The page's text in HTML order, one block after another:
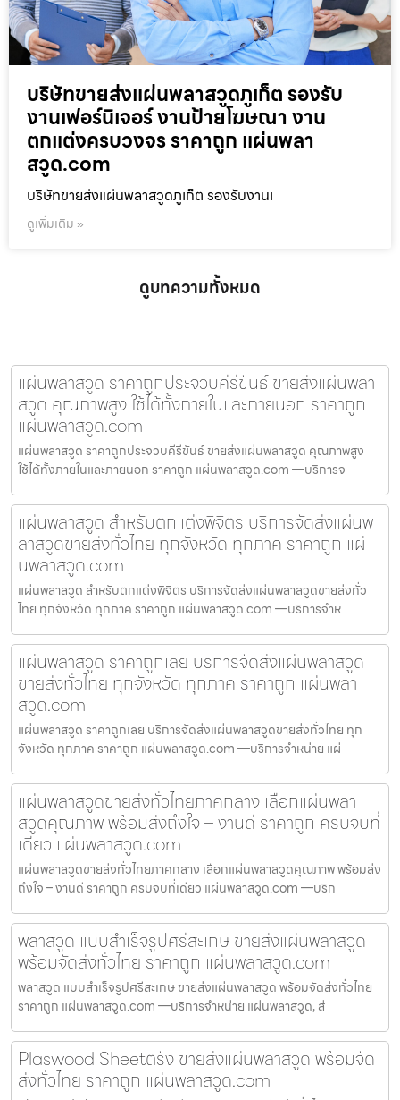
บริษัทขายส่งแผ่นพลาสวูดภูเก็ต รองรับ
งานเฟอร์นิเจอร์ งานป้ายโฆษณา งาน
ตกแต่งครบวงจร ราคาถูก แผ่นพลา
สวูด.com
บริษัทขายส่งแผ่นพลาสวูดภูเก็ต รองรับงานเ
ดูเพิ่มเติม »
ดูบทความทั้งหมด
แผ่นพลาสวูด ราคาถูกประจวบคีรีขันธ์ ขายส่งแผ่นพลา
สวูด คุณภาพสูง ใช้ได้ทั้งภายในและภายนอก ราคาถูก
แผ่นพลาสวูด.com
แผ่นพลาสวูด ราคาถูกประจวบคีรีขันธ์ ขายส่งแผ่นพลาสวูด คุณภาพสูง
ใช้ได้ทั้งภายในและภายนอก ราคาถูก แผ่นพลาสวูด.com —บริการจ
แผ่นพลาสวูด สำหรับตกแต่งพิจิตร บริการจัดส่งแผ่นพ
ลาสวูดขายส่งทั่วไทย ทุกจังหวัด ทุกภาค ราคาถูก แผ่
นพลาสวูด.com
แผ่นพลาสวูด สำหรับตกแต่งพิจิตร บริการจัดส่งแผ่นพลาสวูดขายส่งทั่ว
ไทย ทุกจังหวัด ทุกภาค ราคาถูก แผ่นพลาสวูด.com —บริการจำห
แผ่นพลาสวูด ราคาถูกเลย บริการจัดส่งแผ่นพลาสวูด
ขายส่งทั่วไทย ทุกจังหวัด ทุกภาค ราคาถูก แผ่นพลา
สวูด.com
แผ่นพลาสวูด ราคาถูกเลย บริการจัดส่งแผ่นพลาสวูดขายส่งทั่วไทย ทุก
จังหวัด ทุกภาค ราคาถูก แผ่นพลาสวูด.com —บริการจำหน่าย แผ่
แผ่นพลาสวูดขายส่งทั่วไทยภาคกลาง เลือกแผ่นพลา
สวูดคุณภาพ พร้อมส่งถึงใจ – งานดี ราคาถูก ครบจบที่
เดียว แผ่นพลาสวูด.com
แผ่นพลาสวูดขายส่งทั่วไทยภาคกลาง เลือกแผ่นพลาสวูดคุณภาพ พร้อมส่ง
ถึงใจ – งานดี ราคาถูก ครบจบที่เดียว แผ่นพลาสวูด.com —บริก
พลาสวูด แบบสำเร็จรูปศรีสะเกษ ขายส่งแผ่นพลาสวูด
พร้อมจัดส่งทั่วไทย ราคาถูก แผ่นพลาสวูด.com
พลาสวูด แบบสำเร็จรูปศรีสะเกษ ขายส่งแผ่นพลาสวูด พร้อมจัดส่งทั่วไทย
ราคาถูก แผ่นพลาสวูด.com —บริการจำหน่าย แผ่นพลาสวูด, ส่
Plaswood Sheetตรัง ขายส่งแผ่นพลาสวูด พร้อมจัด
ส่งทั่วไทย ราคาถูก แผ่นพลาสวูด.com